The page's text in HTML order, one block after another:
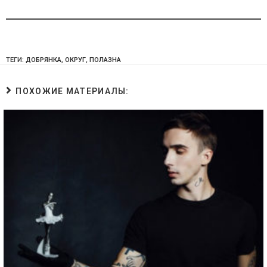
ТЕГИ: ДОБРЯНКА, ОКРУГ, ПОЛАЗНА
ПОХОЖИЕ МАТЕРИАЛЫ: